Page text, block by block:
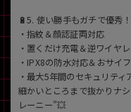
🔋5. 使い勝手もガチで優秀！
・指紋＆顔認証両対応
・置くだけ充電＆逆ワイヤ
・IPX8の防水対応＆おサイ
・最大5年間のセキュリティ
細かいところまで抜かりナ
レーニー”💥